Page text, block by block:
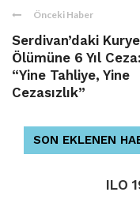
Önceki Haber
Serdivan’daki Kurye
Ölümüne 6 Yıl Ceza:
“Yine Tahliye, Yine
Cezasızlık”
SON EKLENEN
ILO